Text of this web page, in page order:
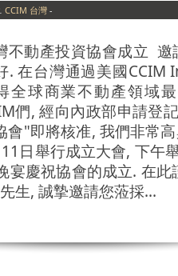
CCIM 台灣 -
不動產投資協會成立
. 在台灣通過美國CCIM
全球商業不動產領域
們, 經向內政部申請登
會"即將核准, 我們非常
日舉行成立大會, 下午
宴慶祝協會的成立. 在
生, 誠摯邀請您蒞採...